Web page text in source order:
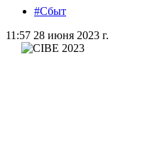
#Сбыт
11:57 28 июня 2023 г.